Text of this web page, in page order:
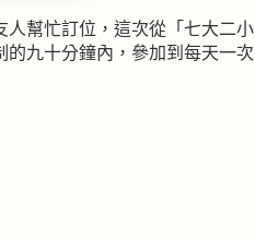
人幫忙訂位，這次從「七大二小
九十分鐘內，參加到每天一次